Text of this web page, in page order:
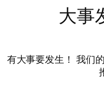
大事
有大事要发生！ 我们